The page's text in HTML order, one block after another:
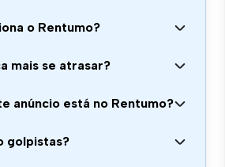
o Rentumo?
mais se atrasar?
anúncio está no Rentumo?
golpistas?